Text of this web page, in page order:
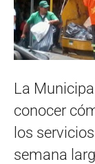
La
conocer
los
semana